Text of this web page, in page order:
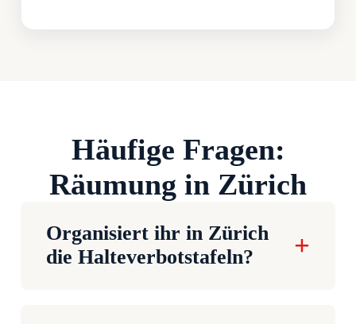
Häufige Fragen:
Räumung in Zürich
Organisiert ihr in Zürich
die Halteverbotstafeln?